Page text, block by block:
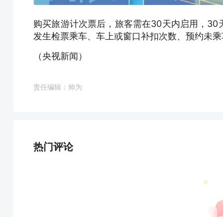
购买旅游计次票后，旅客需在30天内启用，
发生检票乘车、车上或窗口补扣次数、预约未
（央视新闻）
责任编辑：帅为
热门评论